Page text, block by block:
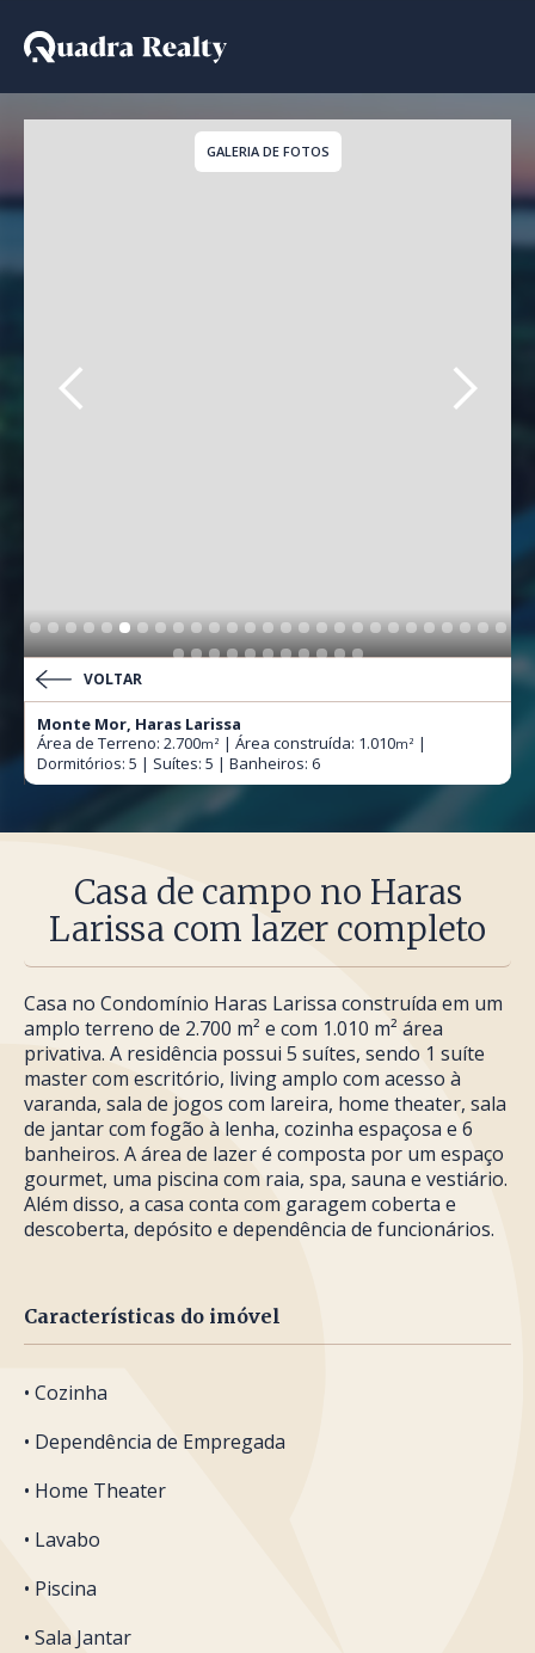
Casa De Condomínio a
GALERIA DE FOTOS
VOLTAR
Monte Mor, Haras Larissa
Área de Terreno: 2.700m² | Área construída: 1.010m² |
Dormitórios: 5 | Suítes: 5 | Banheiros: 6
Casa de campo no Haras
Larissa com lazer completo
Casa no Condomínio Haras Larissa construída em um
amplo terreno de 2.700 m² e com 1.010 m² área
privativa. A residência possui 5 suítes, sendo 1 suíte
master com escritório, living amplo com acesso à
varanda, sala de jogos com lareira, home theater, sala
de jantar com fogão à lenha, cozinha espaçosa e 6
banheiros. A área de lazer é composta por um espaço
gourmet, uma piscina com raia, spa, sauna e vestiário.
Além disso, a casa conta com garagem coberta e
descoberta, depósito e dependência de funcionários.
Características do imóvel
• Cozinha
• Dependência de Empregada
• Home Theater
• Lavabo
• Piscina
• Sala Jantar